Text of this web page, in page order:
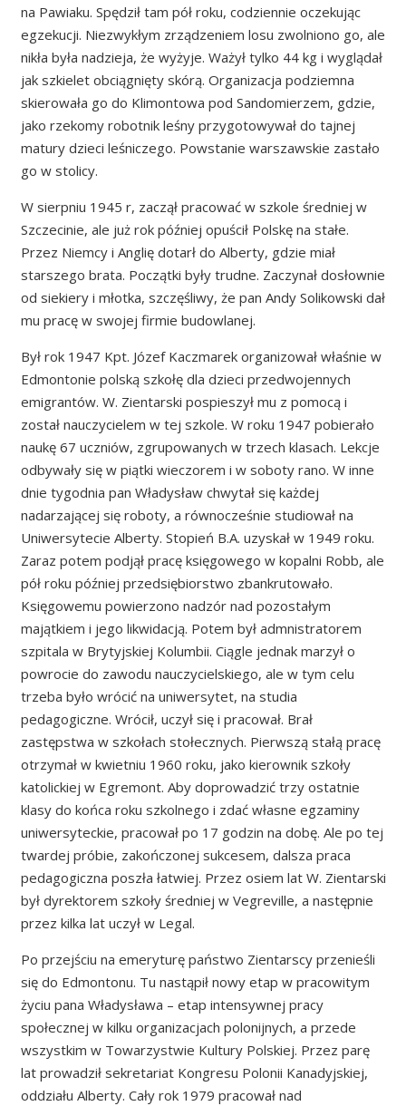
na Pawiaku. Spędził tam pół roku, codziennie oczekując
egzekucji. Niezwykłym zrządzeniem losu zwolniono go, ale
nikła była nadzieja, że wyżyje. Ważył tylko 44 kg i wyglądał
jak szkielet obciągnięty skórą. Organizacja podziemna
skierowała go do Klimontowa pod Sandomierzem, gdzie,
jako rzekomy robotnik leśny przygotowywał do tajnej
matury dzieci leśniczego. Powstanie warszawskie zastało
go w stolicy.
W sierpniu 1945 r, zaczął pracować w szkole średniej w
Szczecinie, ale już rok później opuścił Polskę na stałe.
Przez Niemcy i Anglię dotarł do Alberty, gdzie miał
starszego brata. Początki były trudne. Zaczynał dosłownie
od siekiery i młotka, szczęśliwy, że pan Andy Solikowski dał
mu pracę w swojej firmie budowlanej.
Był rok 1947 Kpt. Józef Kaczmarek organizował właśnie w
Edmontonie polską szkołę dla dzieci przedwojennych
emigrantów. W. Zientarski pospieszył mu z pomocą i
został nauczycielem w tej szkole. W roku 1947 pobierało
naukę 67 uczniów, zgrupowanych w trzech klasach. Lekcje
odbywały się w piątki wieczorem i w soboty rano. W inne
dnie tygodnia pan Władysław chwytał się każdej
nadarzającej się roboty, a równocześnie studiował na
Uniwersytecie Alberty. Stopień B.A. uzyskał w 1949 roku.
Zaraz potem podjął pracę księgowego w kopalni Robb, ale
pół roku później przedsiębiorstwo zbankrutowało.
Księgowemu powierzono nadzór nad pozostałym
majątkiem i jego likwidacją. Potem był admnistratorem
szpitala w Brytyjskiej Kolumbii. Ciągle jednak marzył o
powrocie do zawodu nauczycielskiego, ale w tym celu
trzeba było wrócić na uniwersytet, na studia
pedagogiczne. Wrócił, uczył się i pracował. Brał
zastępstwa w szkołach stołecznych. Pierwszą stałą pracę
otrzymał w kwietniu 1960 roku, jako kierownik szkoły
katolickiej w Egremont. Aby doprowadzić trzy ostatnie
klasy do końca roku szkolnego i zdać własne egzaminy
uniwersyteckie, pracował po 17 godzin na dobę. Ale po tej
twardej próbie, zakończonej sukcesem, dalsza praca
pedagogiczna poszła łatwiej. Przez osiem lat W. Zientarski
był dyrektorem szkoły średniej w Vegreville, a następnie
przez kilka lat uczył w Legal.
Po przejściu na emeryturę państwo Zientarscy przenieśli
się do Edmontonu. Tu nastąpił nowy etap w pracowitym
życiu pana Władysława – etap intensywnej pracy
społecznej w kilku organizacjach polonijnych, a przede
wszystkim w Towarzystwie Kultury Polskiej. Przez parę
lat prowadził sekretariat Kongresu Polonii Kanadyjskiej,
oddziału Alberty. Cały rok 1979 pracował nad